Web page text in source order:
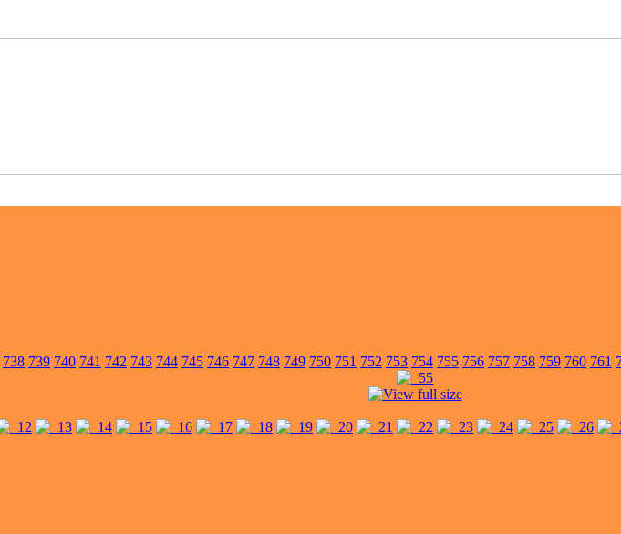
738 739 740 741 742 743 744 745 746 747 748 749 750 751 752 753 754 755 756 757 758 759 760 761